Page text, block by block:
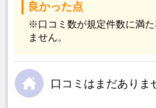
良かった点
※口コミ数が規定件数に満
ません。
口コミはまだありま